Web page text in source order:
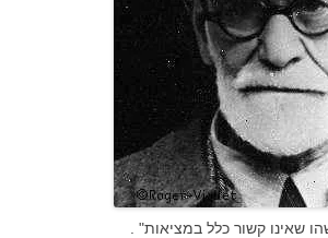
שאינו קשור כלל במציאות" .